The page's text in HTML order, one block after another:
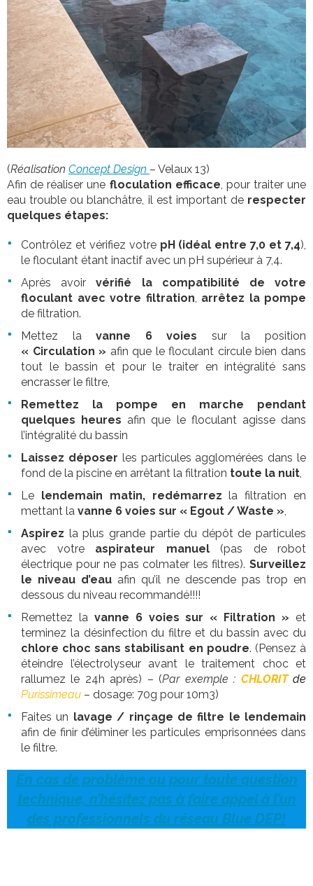
(Réalisation Concept Design – Velaux 13)
Afin de réaliser une floculation efficace, pour traiter une
eau trouble ou blanchâtre, il est important de respecter
quelques étapes:
Contrôlez et vérifiez votrepH (idéal entre 7,0 et 7,4),
le floculant étant inactif avec un pH supérieur à 7,4.
Après avoirvérifié la compatibilité de votre
floculant avec votre filtration, arrêtez la pompe
de filtration.
Mettez lavanne 6 voies sur la position
« Circulation » afin que le floculant circule bien dans
tout le bassin et pour le traiter en intégralité sans
encrasser le filtre,
Remettez la pompe en marche pendant
quelques heures afin que le floculant agisse dans
l’intégralité du bassin
Laissez déposer les particules agglomérées dans le
fond de la piscine en arrêtant la filtration toute la nuit,
Le lendemain matin, redémarrez la filtration en
mettant la vanne 6 voies sur « Egout / Waste »,
Aspirez la plus grande partie du dépôt de particules
avec votre aspirateur manuel(pas de robot
électrique pour ne pas colmater les filtres). Surveillez
le niveau d’eau afin qu’il ne descende pas trop en
dessous du niveau recommandé!!!!
Remettez la vanne 6 voies sur « Filtration » et
terminez la désinfection du filtre et du bassin avec du
chlore choc sans stabilisant en poudre. (Pensez à
éteindre l’électrolyseur avant le traitement choc et
rallumez le 24h après) – (Par exemple : CHLORITde
Purissimeau – dosage: 70g pour 10m3)
Faites un lavage / rinçage de filtre le lendemain
afin de finir d’éliminer les particules emprisonnées dans
le filtre.
En cas de problème ou pour toute question
technique, n’hésitez pas à faire appel à l’un
des professionnels du réseau Blue DEP!